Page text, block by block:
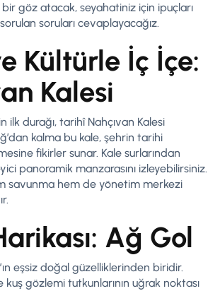
göz atacak, seyahatiniz için ipuçları
soruları cevaplayacağız.
Kültürle İç İçe:
Kalesi
ilk durağı, tarihî Nahçıvan Kalesi
kalma bu kale, şehrin tarihi
fikirler sunar. Kale surlarından
panoramik manzarasını izleyebilirsiniz.
savunma hem de yönetim merkezi
Ağ Gol
eşsiz doğal güzelliklerinden biridir.
kuş gözlemi tutkunlarının uğrak noktası